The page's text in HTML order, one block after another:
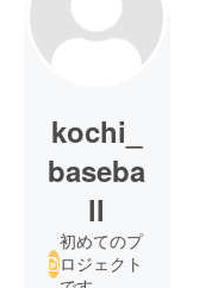
kochi_
baseba
ll
初めてのプ
ロジェクト